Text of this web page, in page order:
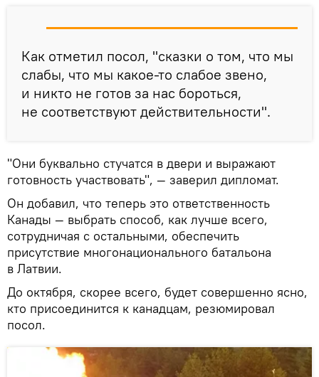
Как отметил посол, "сказки о том, что мы
слабы, что мы какое-то слабое звено,
и никто не готов за нас бороться,
не соответствуют действительности".
"Они буквально стучатся в двери и выражают
готовность участвовать", — заверил дипломат.
Он добавил, что теперь это ответственность
Канады — выбрать способ, как лучше всего,
сотрудничая с остальными, обеспечить
присутствие многонационального батальона
в Латвии.
До октября, скорее всего, будет совершенно ясно,
кто присоединится к канадцам, резюмировал
посол.